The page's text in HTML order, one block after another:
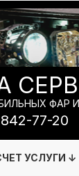
ФАР
77-20
УСЛУГИ ↓